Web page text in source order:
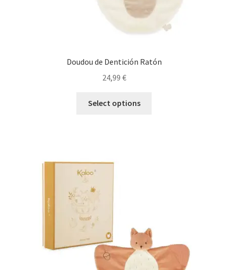
Doudou de Dentición Ratón
24,99 €
Select options